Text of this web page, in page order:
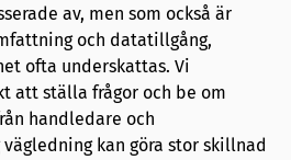
av, men som också är
och datatillgång,
ofta underskattas. Vi
att ställa frågor och be om
handledare och
kan göra stor skillnad